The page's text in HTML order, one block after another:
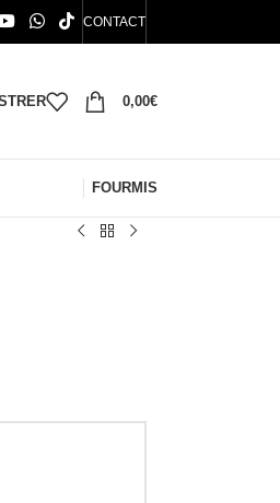
CONTACT
0,00€
FOURMIS